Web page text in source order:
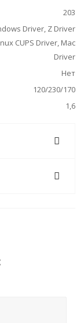
203
Driver, Z Driver
CUPS Driver, Mac
Driver
Нет
120/230/170
1,6